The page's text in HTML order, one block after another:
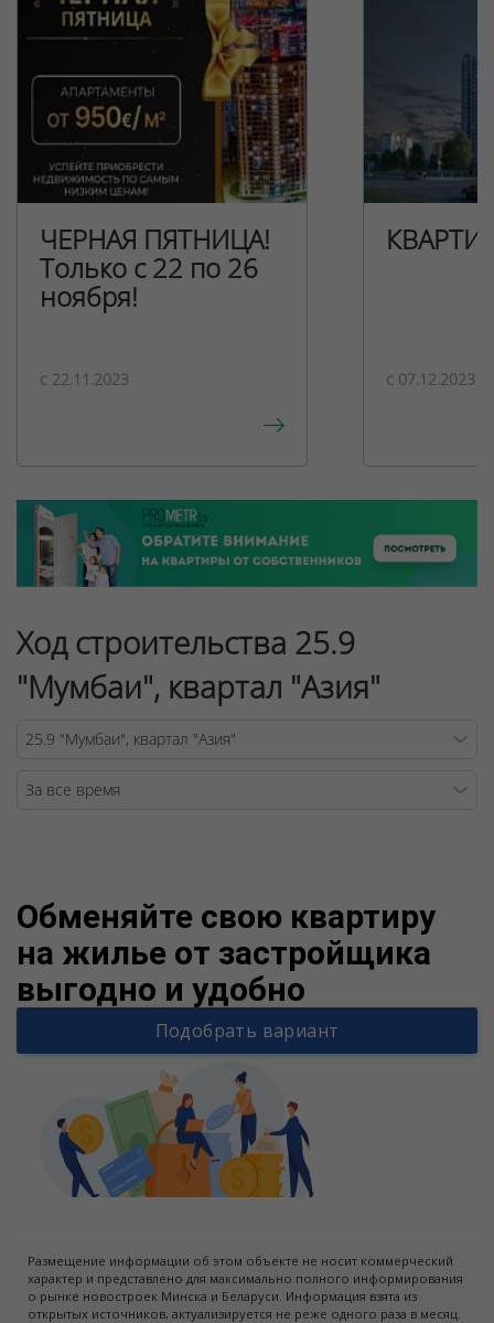
ЧЕРНАЯ ПЯТНИЦА!
Только с 22 по 26
ноября!
c 22.11.2023 c 07.12.2023
Ход строительства 25.9
"Мумбаи", квартал "Азия"
Обменяйте свою квартиру
на жилье от застройщика
выгодно и удобно
Подобрать вариант
Размещение информации об этом объекте не носит коммерческий
характер и представлено для максимально полного информирования
о рынке новостроек Минска и Беларуси. Информация взята из
открытых источников, актуализируется не реже одного раза в месяц.